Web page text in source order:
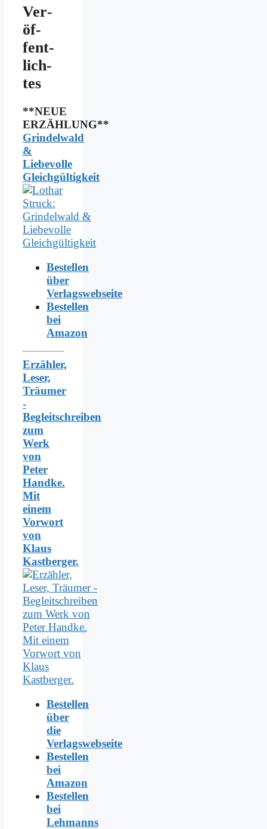
Ver­
öf­
fent­
lich­
tes
**NEUE
ERZÄHLUNG**
Grindelwald
&
Liebevolle
Gleichgültigkeit
Bestellen
über
Verlagswebseite
Bestellen
bei
Amazon
Erzähler,
Leser,
Träumer
-
Begleitschreiben
zum
Werk
von
Peter
Handke.
Mit
einem
Vorwort
von
Klaus
Kastberger.
Bestellen
über
die
Verlagswebseite
Bestellen
bei
Amazon
Bestellen
bei
Lehmanns